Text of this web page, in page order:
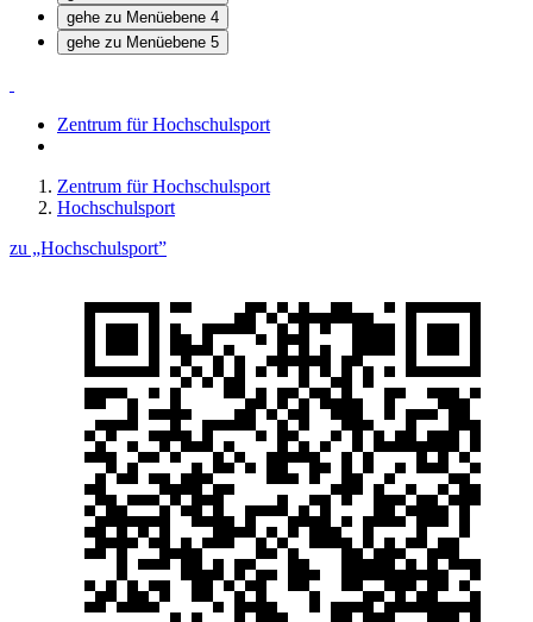
gehe zu Menüebene 4
gehe zu Menüebene 5
Zentrum für Hochschulsport
Zentrum für Hochschulsport
Hochschulsport
zu „Hochschulsport”